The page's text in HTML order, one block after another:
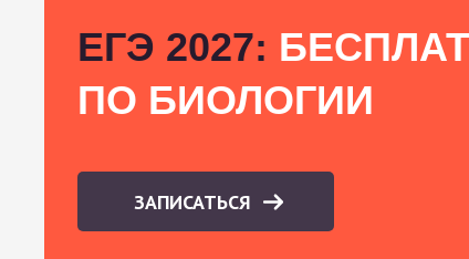
ЕГЭ 2027:
ПО БИОЛОГИИ
ЗАПИСАТЬСЯ